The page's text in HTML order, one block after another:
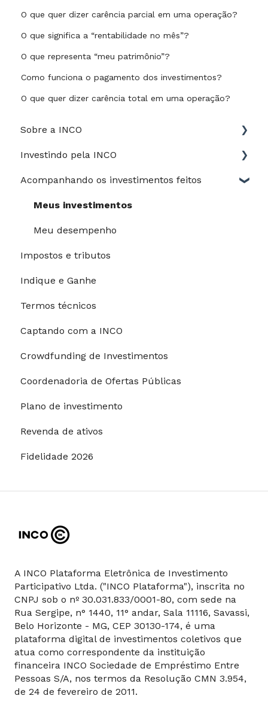
O que quer dizer carência parcial em uma operação?
O que significa a “rentabilidade no mês”?
O que representa “meu patrimônio”?
Como funciona o pagamento dos investimentos?
O que quer dizer carência total em uma operação?
Sobre a INCO
Jurídico
Investindo pela INCO
Perfil de risco
Guia do Investidor
Depósitos e saques
Processo de investimento
Modalidades de pagamento
Riscos e garantias
Restrições para investimentos
Acompanhando os investimentos feitos
Meus investimentos
Meu desempenho
Impostos e tributos
Indique e Ganhe
Termos técnicos
Captando com a INCO
Crowdfunding de Investimentos
Coordenadoria de Ofertas Públicas
Plano de investimento
Revenda de ativos
Fidelidade 2026
A INCO Plataforma Eletrônica de Investimento
Participativo Ltda. ("INCO Plataforma"), inscrita no
CNPJ sob o nº 30.031.833/0001-80, com sede na
Rua Sergipe, n° 1440, 11° andar, Sala 11116, Savassi,
Belo Horizonte - MG, CEP 30130-174, é uma
plataforma digital de investimentos coletivos que
atua como correspondente da instituição
financeira INCO Sociedade de Empréstimo Entre
Pessoas S/A, nos termos da Resolução CMN 3.954,
de 24 de fevereiro de 2011.